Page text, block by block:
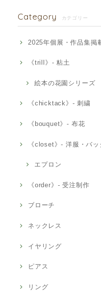
Category カテゴリー
2025年個展・作品集掲
《trill》- 粘土
絵本の花園シリーズ
《chicktack》- 刺繍
《bouquet》- 布花
《closet》- 洋服・バッ
エプロン
《order》- 受注制作
ブローチ
ネックレス
イヤリング
ピアス
リング